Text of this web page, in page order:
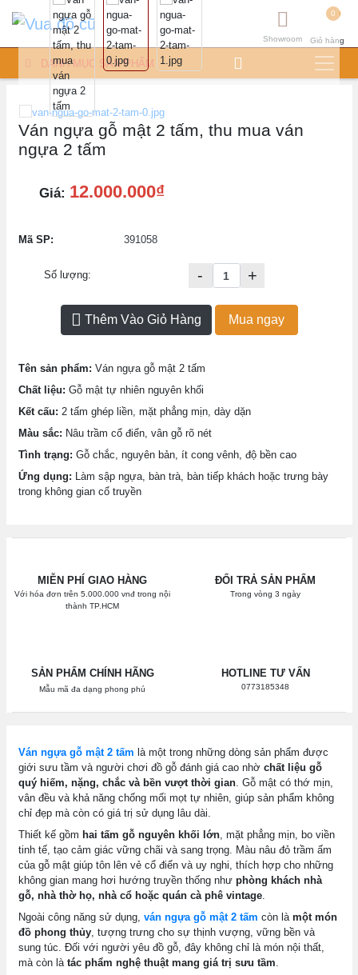
0
Giỏ hàng
Showroom
DANH MỤC SẢN PHẨM
Ván ngựa gỗ mật 2 tấm, thu mua ván
ngựa 2 tấm
Giá: 12.000.000₫
Mã SP: 391058
Số lượng: - +
Thêm Vào Giỏ Hàng Mua ngay
Tên sản phẩm: Ván ngựa gỗ mật 2 tấm
Chất liệu: Gỗ mật tự nhiên nguyên khối
Kết cấu: 2 tấm ghép liền, mặt phẳng mịn, dày dặn
Màu sắc: Nâu trầm cổ điển, vân gỗ rõ nét
Tình trạng: Gỗ chắc, nguyên bản, ít cong vênh, độ bền cao
Ứng dụng: Làm sập ngựa, bàn trà, bàn tiếp khách hoặc trưng bày
trong không gian cổ truyền
MIỄN PHÍ GIAO HÀNG
Với hóa đơn trên 5.000.000 vnđ trong nội
thành TP.HCM
ĐỔI TRẢ SẢN PHẨM
Trong vòng 3 ngày
SẢN PHẨM CHÍNH HÃNG
Mẫu mã đa dạng phong phú
HOTLINE TƯ VẤN
0773185348
Ván ngựa gỗ mật 2 tấm là một trong những dòng sản phẩm được
giới sưu tầm và người chơi đồ gỗ đánh giá cao nhờ chất liệu gỗ
quý hiếm, nặng, chắc và bền vượt thời gian. Gỗ mật có thớ mịn,
vân đều và khả năng chống mối mọt tự nhiên, giúp sản phẩm không
chỉ đẹp mà còn có giá trị sử dụng lâu dài.
Thiết kế gồm hai tấm gỗ nguyên khối lớn, mặt phẳng mịn, bo viền
tinh tế, tạo cảm giác vững chãi và sang trọng. Màu nâu đỏ trầm ấm
của gỗ mật giúp tôn lên vẻ cổ điển và uy nghi, thích hợp cho những
không gian mang hơi hướng truyền thống như phòng khách nhà
gỗ, nhà thờ họ, nhà cổ hoặc quán cà phê vintage.
Ngoài công năng sử dụng, ván ngựa gỗ mật 2 tấm còn là một món
đồ phong thủy, tượng trưng cho sự thịnh vượng, vững bền và
sung túc. Đối với người yêu đồ gỗ, đây không chỉ là món nội thất,
mà còn là tác phẩm nghệ thuật mang giá trị sưu tầm.